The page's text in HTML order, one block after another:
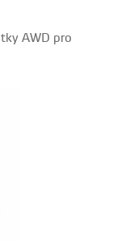
AWD pro